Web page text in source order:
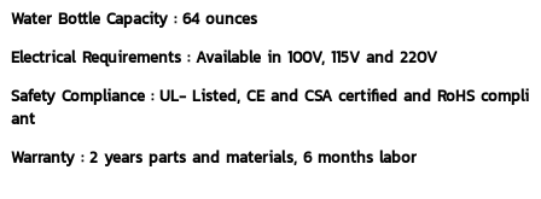
Water Bottle Capacity : 64 ounces
Electrical Requirements : Available in 100V, 115V and 220V
Safety Compliance : UL- Listed, CE and CSA certified and RoHS compli
ant
Warranty : 2 years parts and materials, 6 months labor